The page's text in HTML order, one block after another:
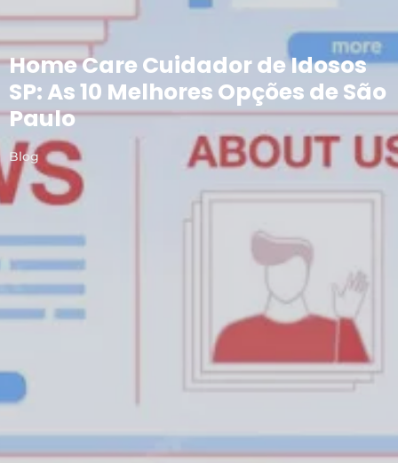
Home Care Cuidador de Idosos
SP: As 10 Melhores Opções de São
Paulo
Blog